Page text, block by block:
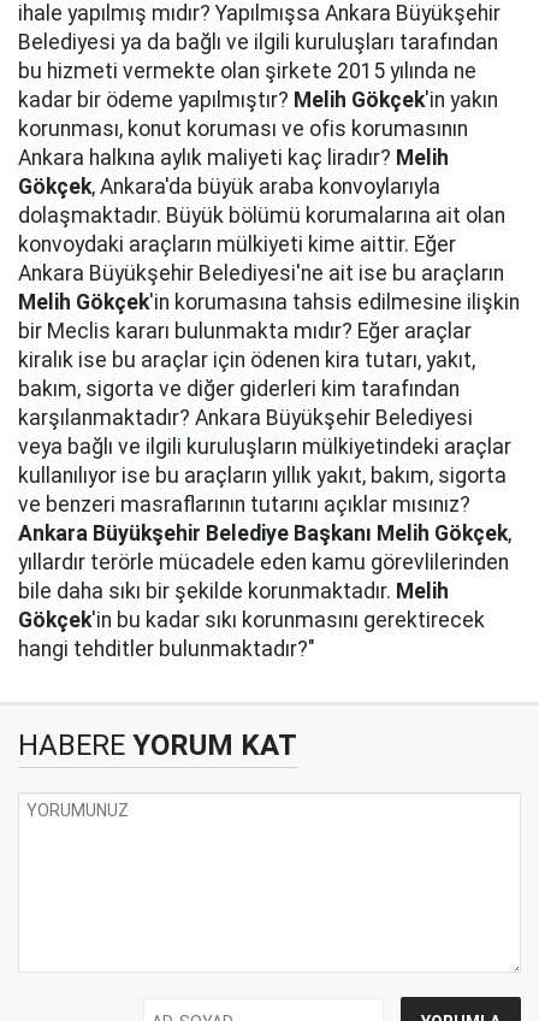
ihale yapılmış mıdır? Yapılmışsa Ankara Büyükşehir
Belediyesi ya da bağlı ve ilgili kuruluşları tarafından
bu hizmeti vermekte olan şirkete 2015 yılında ne
kadar bir ödeme yapılmıştır? Melih Gökçek'in yakın
korunması, konut koruması ve ofis korumasının
Ankara halkına aylık maliyeti kaç liradır? Melih
Gökçek, Ankara'da büyük araba konvoylarıyla
dolaşmaktadır. Büyük bölümü korumalarına ait olan
konvoydaki araçların mülkiyeti kime aittir. Eğer
Ankara Büyükşehir Belediyesi'ne ait ise bu araçların
Melih Gökçek'in korumasına tahsis edilmesine ilişkin
bir Meclis kararı bulunmakta mıdır? Eğer araçlar
kiralık ise bu araçlar için ödenen kira tutarı, yakıt,
bakım, sigorta ve diğer giderleri kim tarafından
karşılanmaktadır? Ankara Büyükşehir Belediyesi
veya bağlı ve ilgili kuruluşların mülkiyetindeki araçlar
kullanılıyor ise bu araçların yıllık yakıt, bakım, sigorta
ve benzeri masraflarının tutarını açıklar mısınız?
Ankara Büyükşehir Belediye Başkanı Melih Gökçek,
yıllardır terörle mücadele eden kamu görevlilerinden
bile daha sıkı bir şekilde korunmaktadır. Melih
Gökçek'in bu kadar sıkı korunmasını gerektirecek
hangi tehditler bulunmaktadır?"
HABERE YORUM KAT